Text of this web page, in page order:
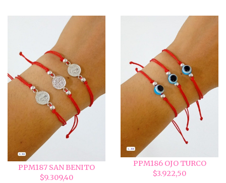
PPM187 SAN BENITO
$9.309,40
PPM186 OJO TURCO
$3.922,50